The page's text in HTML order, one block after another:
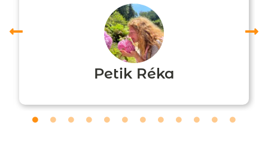
Petik Réka